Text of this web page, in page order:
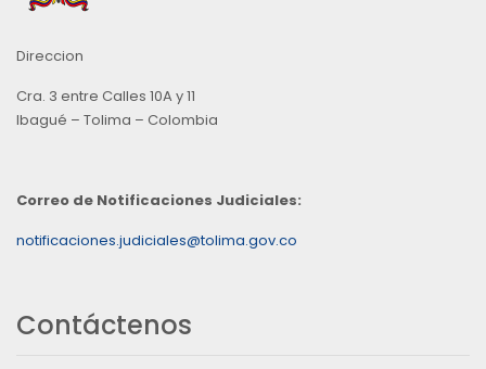
Direccion
Cra. 3 entre Calles 10A y 11
Ibagué – Tolima – Colombia
Correo de Notificaciones Judiciales:
notificaciones.judiciales@tolima.gov.co
Contáctenos